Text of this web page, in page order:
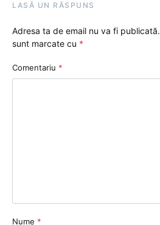
LASĂ UN RĂSPUNS
Adresa ta de email nu va fi publicată.
sunt marcate cu *
Comentariu *
Nume *